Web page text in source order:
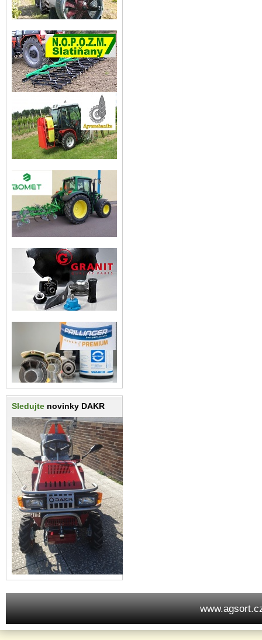
Sledujte novinky DAKR